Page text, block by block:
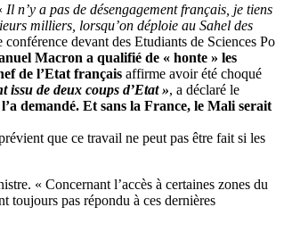
Il n’y a pas de désengagement français, je tiens
milliers, lorsqu’on déploie au Sahel des
devant des Etudiants de Sciences Po
Macron a qualifié de « honte » les
de l’Etat français affirme avoir été choqué
issu de deux coups d’Etat », a déclaré le
demandé. Et sans la France, le Mali serait
que ce travail ne peut pas être fait si les
« Concernant l’accès à certaines zones du
toujours pas répondu à ces dernières